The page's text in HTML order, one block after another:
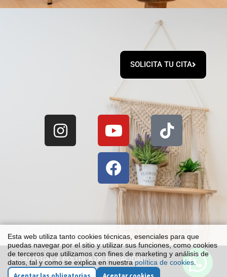
SOLICITA TU CITA
AVISO LEGAL & POLÍTICA DE PRIVACIDAD
Esta web utiliza tanto cookies técnicas, esenciales para que
puedas navegar por el sitio y utilizar sus funciones, como cookies
de terceros que utilizamos con fines de marketing y análisis de
datos, tal y como se explica en nuestrapolítica de cookies.